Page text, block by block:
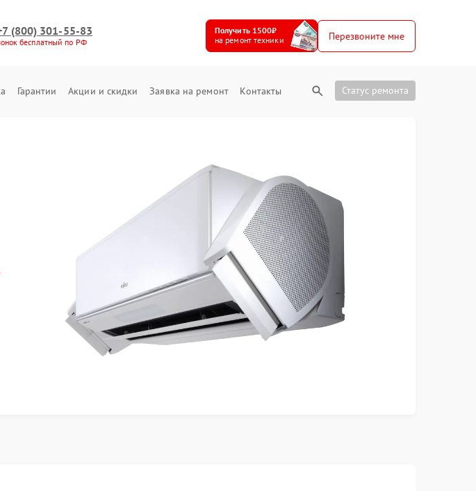
(800) 301-55-83
бесплатный по РФ
Получить 1500₽
на ремонт техники
Перезвоните мне
Гарантии Акции и скидки Заявка на ремонт Контакты Статус ремонта